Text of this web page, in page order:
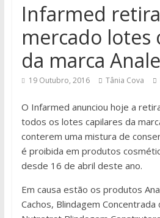
Infarmed
mercado lotes
da marca
19 Outubro, 2016 Tânia Cova
O Infarmed anunciou hoje a
todos os lotes capilares da
conterem uma mistura de
é proibida em produtos
desde 16 de abril deste ano.
Em causa estão os produtos
Cachos, Blindagem Concentrada